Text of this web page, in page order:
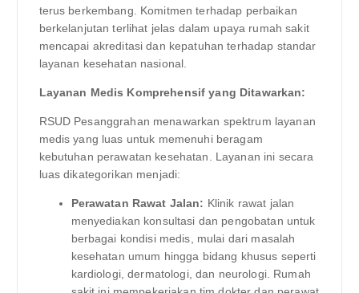
terus berkembang. Komitmen terhadap perbaikan
berkelanjutan terlihat jelas dalam upaya rumah sakit
mencapai akreditasi dan kepatuhan terhadap standar
layanan kesehatan nasional.
Layanan Medis Komprehensif yang Ditawarkan:
RSUD Pesanggrahan menawarkan spektrum layanan
medis yang luas untuk memenuhi beragam
kebutuhan perawatan kesehatan. Layanan ini secara
luas dikategorikan menjadi:
Perawatan Rawat Jalan: Klinik rawat jalan
menyediakan konsultasi dan pengobatan untuk
berbagai kondisi medis, mulai dari masalah
kesehatan umum hingga bidang khusus seperti
kardiologi, dermatologi, dan neurologi. Rumah